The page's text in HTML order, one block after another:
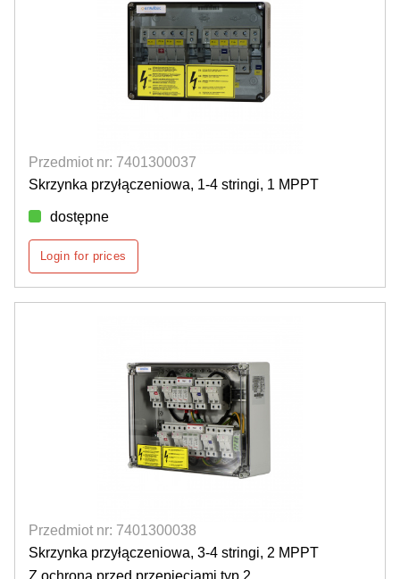
Przedmiot nr: 7401300037
Skrzynka przyłączeniowa, 1-4 stringi, 1 MPPT
dostępne
Login for prices
Przedmiot nr: 7401300038
Skrzynka przyłączeniowa, 3-4 stringi, 2 MPPT